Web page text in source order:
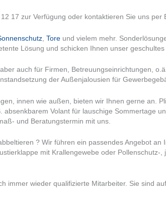
17 zur Verfügung oder kontaktieren Sie uns per
Tore und vielem mehr.
Lösung und schicken Ihnen unser geschultes
auch für Firmen, Betreuungseinrichtungen,
der Außenjalousien für
innen wie außen, bieten wir Ihnen gerne an.
Volant für lauschige Sommertage
und Beratungstermin mit uns.
? Wir führen ein ­­­­­­passendes Angebot
mit Krallengewebe oder
immer wieder qualifizierte Mitarbeiter. Sie sind